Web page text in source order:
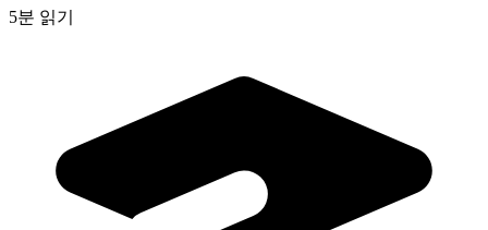
5분 읽기